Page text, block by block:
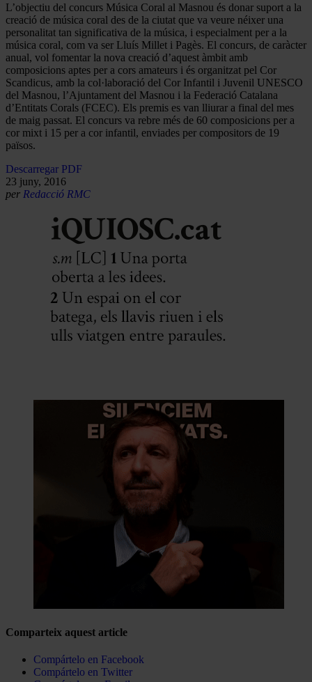
L’objectiu del concurs Música Coral al Masnou és donar suport a la
creació de música coral des de la ciutat que va veure néixer una
personalitat tan significativa de la música, i especialment per a la
música coral, com va ser Lluís Millet i Pagès. El concurs, de caràcter
anual, vol fomentar la nova creació d’aquest àmbit amb
composicions aptes per a cors amateurs i és organitzat pel Cor
Scandicus, amb la col·laboració del Cor Infantil i Juvenil UNESCO
del Masnou, l’Ajuntament del Masnou i la Federació Catalana
d’Entitats Corals (FCEC). Els premis es van lliurar a final del mes
de maig passat. El concurs va rebre més de 60 composicions per a
cor mixt i 15 per a cor infantil, enviades per compositors de 19
països.
Descarregar PDF
23 juny, 2016
per Redacció RMC
Comparteix aquest article
Compártelo en Facebook
Compártelo en Twitter